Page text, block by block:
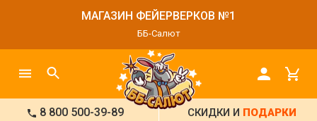
МАГАЗИН ФЕЙЕРВЕРКОВ №1
ББ-Салют
8 800 500-39-89 СКИДКИ И ПОДАРКИ